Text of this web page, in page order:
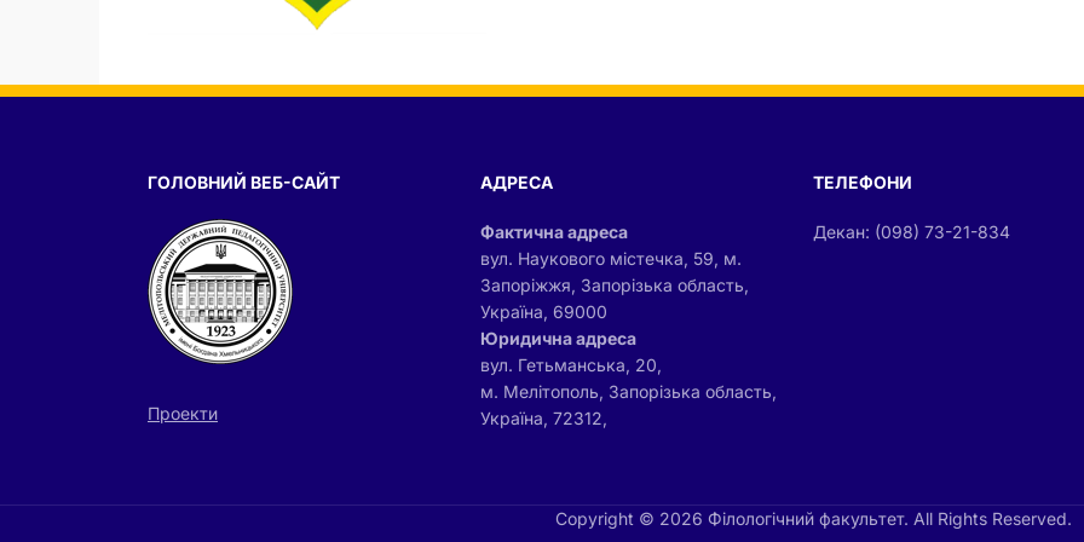
ГОЛОВНИЙ ВЕБ-САЙТ
Проекти
АДРЕСА
Фактична адреса
вул. Наукового містечка, 59, м.
Запоріжжя, Запорізька область,
Україна, 69000
Юридична адреса
вул. Гетьманська, 20,
м. Мелітополь, Запорізька область,
Україна, 72312,
ТЕЛЕФОНИ
Декан: (098) 73-21-834
Copyright © 2026 Філологічний факультет. All Rights Reserved.